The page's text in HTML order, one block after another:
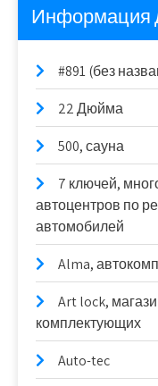
Информация
#891 (без
22 Дюйма
500, сауна
7 ключей,
автоцентров по
автомобилей
Alma,
Art lock,
комплектующих
Auto-tec